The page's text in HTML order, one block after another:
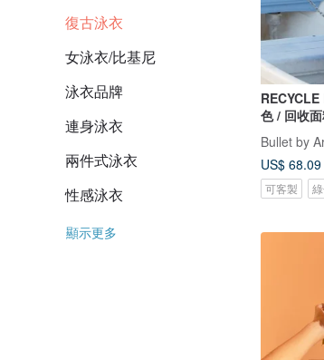
復古泳衣
女泳衣/比基尼
泳衣品牌
連身泳衣
兩件式泳衣
性感泳衣
顯示更多
RECYCLE
色 / 回收
Bullet by
US$ 68.09
可客製